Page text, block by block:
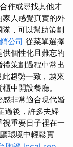
作或尋找其他才
人感覺真實的外
，可以幫助策劃
公司 從菜單選擇
個性化且難忘的
策劃過程中常出
此趨勢一致，越來
中開設餐廳。
非常適合現代婚
過後，許多夫婦
重要日子裡在一
環境中輕鬆實